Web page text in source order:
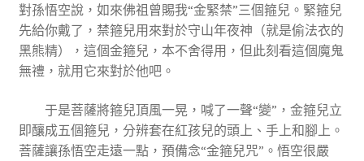
對孫悟空說，如來佛祖曾賜我“金緊禁”三個箍兒。緊箍兒
先給你戴了，禁箍兒用來對於守山年夜神（就是偷法衣的
黑熊精），這個金箍兒，本不舍得用，但此刻看這個魔鬼
無禮，就用它來對於他吧。
于是菩薩將箍兒頂風一晃，喊了一聲“變”，金箍兒立
即釀成五個箍兒，分辨套在紅孩兒的頭上、手上和腳上。
菩薩讓孫悟空走遠一點，預備念“金箍兒咒”。悟空很嚴